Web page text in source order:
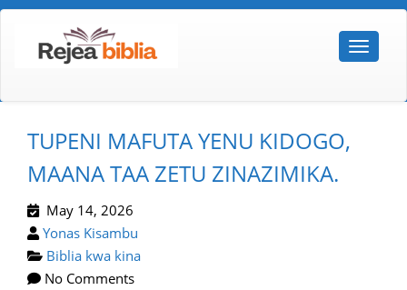
TUPENI MAFUTA YENU KIDOGO,
MAANA TAA ZETU ZINAZIMIKA.
May 14, 2026
Yonas Kisambu
Biblia kwa kina
No Comments